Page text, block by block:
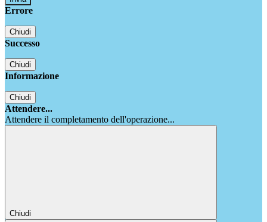
Errore
Chiudi
Successo
Chiudi
Informazione
Chiudi
Attendere...
Attendere il completamento dell'operazione...
Chiudi